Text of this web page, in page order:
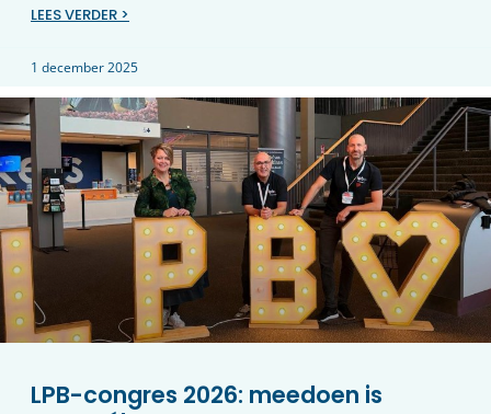
LEES VERDER >
1 december 2025
LPB-congres 2026: meedoen is